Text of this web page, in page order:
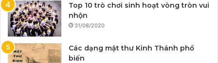
Top 10 trò chơi sinh hoạt vòng tròn vui
nhộn
31/08/2020
Các dạng mật thư Kinh Thánh phổ
biến